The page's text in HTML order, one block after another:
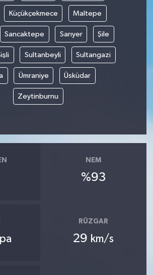
Küçükçekmece Maltepe
Sancaktepe Sarıyer Şile
Sultanbeyli Sultangazi
Ümraniye Üsküdar
Zeytinburnu
NEM
%93
RÜZGAR
29 km/s